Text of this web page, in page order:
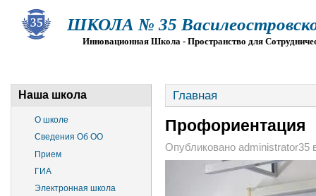
ШКОЛА № 35
Инновационная Школа - Пространство для
Наша школа
О школе
Сведения Об ОО
Прием
ГИА
Электронная школа
Главная
Профориентация
Опубликовано administrator35